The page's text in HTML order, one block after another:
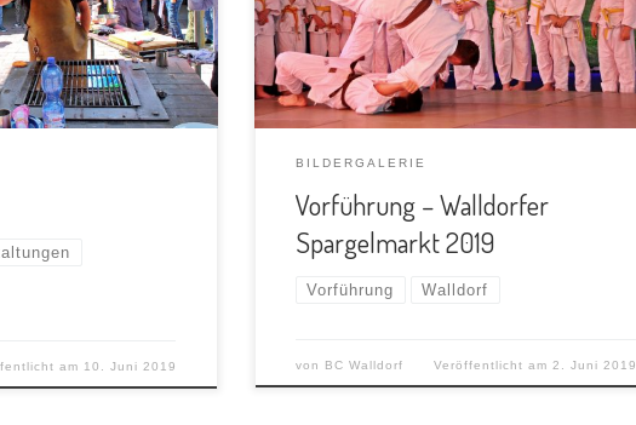
am 10. Juni 2019
BILDERGALERIE
Vorführung – Walldorfer
Spargelmarkt 2019
Vorführung Walldorf
von BC Walldorf Veröffentlicht am 2. Juni 2019